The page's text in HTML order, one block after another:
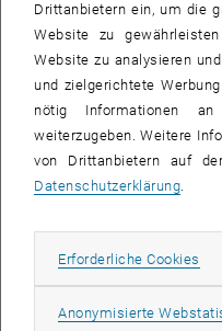
Graphical abstract
Graphical abstract
Microbial fermentation
enzymes. The effluents of
trace contaminants – can
receiving water bodies, but at
for nutrients recycling.
Drittanbietern ein, um die
Website zu
Website zu analysieren
und zielgerichtete
nötig Informationen
weiterzugeben. Weitere
von Drittanbietern auf
Datenschutzerklärung.
Erforderliche Cookies
Anonymisierte